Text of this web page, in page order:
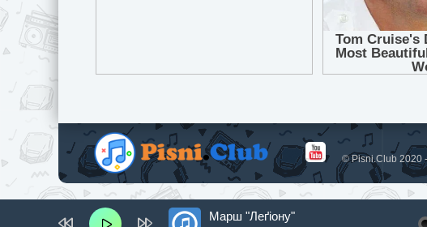
© Pisni.Club 2020
Марш "Леґіону"